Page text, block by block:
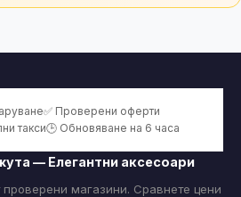
✅ Проверени оферти
такси🕒 Обновяване на 6 часа
— Елегантни аксесоари
магазини. Сравнете цени